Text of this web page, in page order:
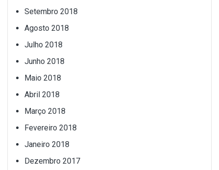
Setembro 2018
Agosto 2018
Julho 2018
Junho 2018
Maio 2018
Abril 2018
Março 2018
Fevereiro 2018
Janeiro 2018
Dezembro 2017